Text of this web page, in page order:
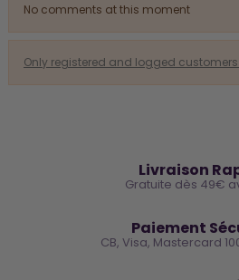
No comments at this moment
Only registered and logged
Livraison
Gratuite dès 49€
Paiement
CB, Visa, Mastercard